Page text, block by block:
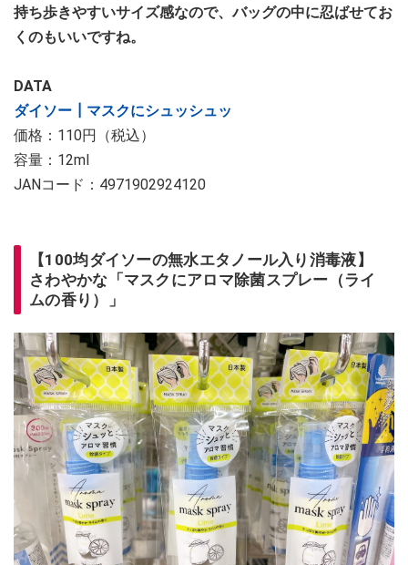
持ち歩きやすいサイズ感なので、バッグの中に忍ばせてお
くのもいいですね。
DATA
ダイソー┃マスクにシュッシュッ
価格：110円（税込）
容量：12ml
JANコード：4971902924120
【100均ダイソーの無水エタノール入り消毒液】
さわやかな「マスクにアロマ除菌スプレー（ライ
ムの香り）」